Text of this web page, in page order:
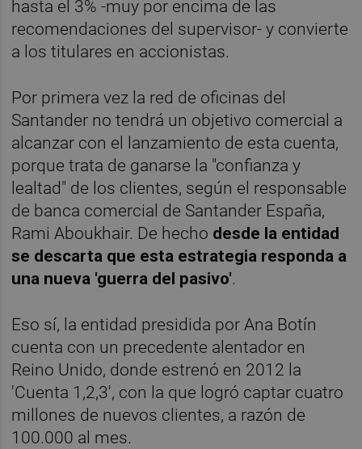
hasta el 3% -muy por encima de las
recomendaciones del supervisor- y convierte
a los titulares en accionistas.
Por primera vez la red de oficinas del
Santander no tendrá un objetivo comercial a
alcanzar con el lanzamiento de esta cuenta,
porque trata de ganarse la "confianza y
lealtad" de los clientes, según el responsable
de banca comercial de Santander España,
Rami Aboukhair. De hecho desde la entidad
se descarta que esta estrategia responda a
una nueva 'guerra del pasivo'.
Eso sí, la entidad presidida por Ana Botín
cuenta con un precedente alentador en
Reino Unido, donde estrenó en 2012 la
'Cuenta 1,2,3', con la que logró captar cuatro
millones de nuevos clientes, a razón de
100.000 al mes.